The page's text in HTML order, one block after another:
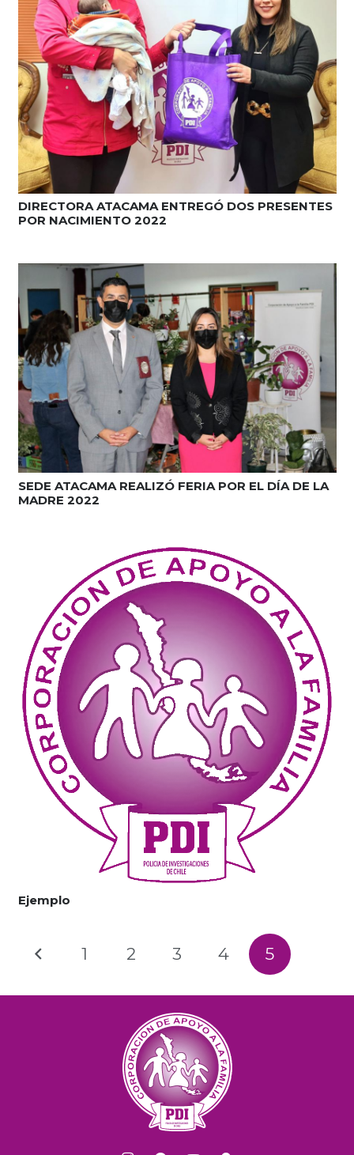
DIRECTORA ATACAMA ENTREGÓ DOS PRESENTES
POR NACIMIENTO 2022
SEDE ATACAMA REALIZÓ FERIA POR EL DÍA DE LA
MADRE 2022
Ejemplo
1 2 3 4 5